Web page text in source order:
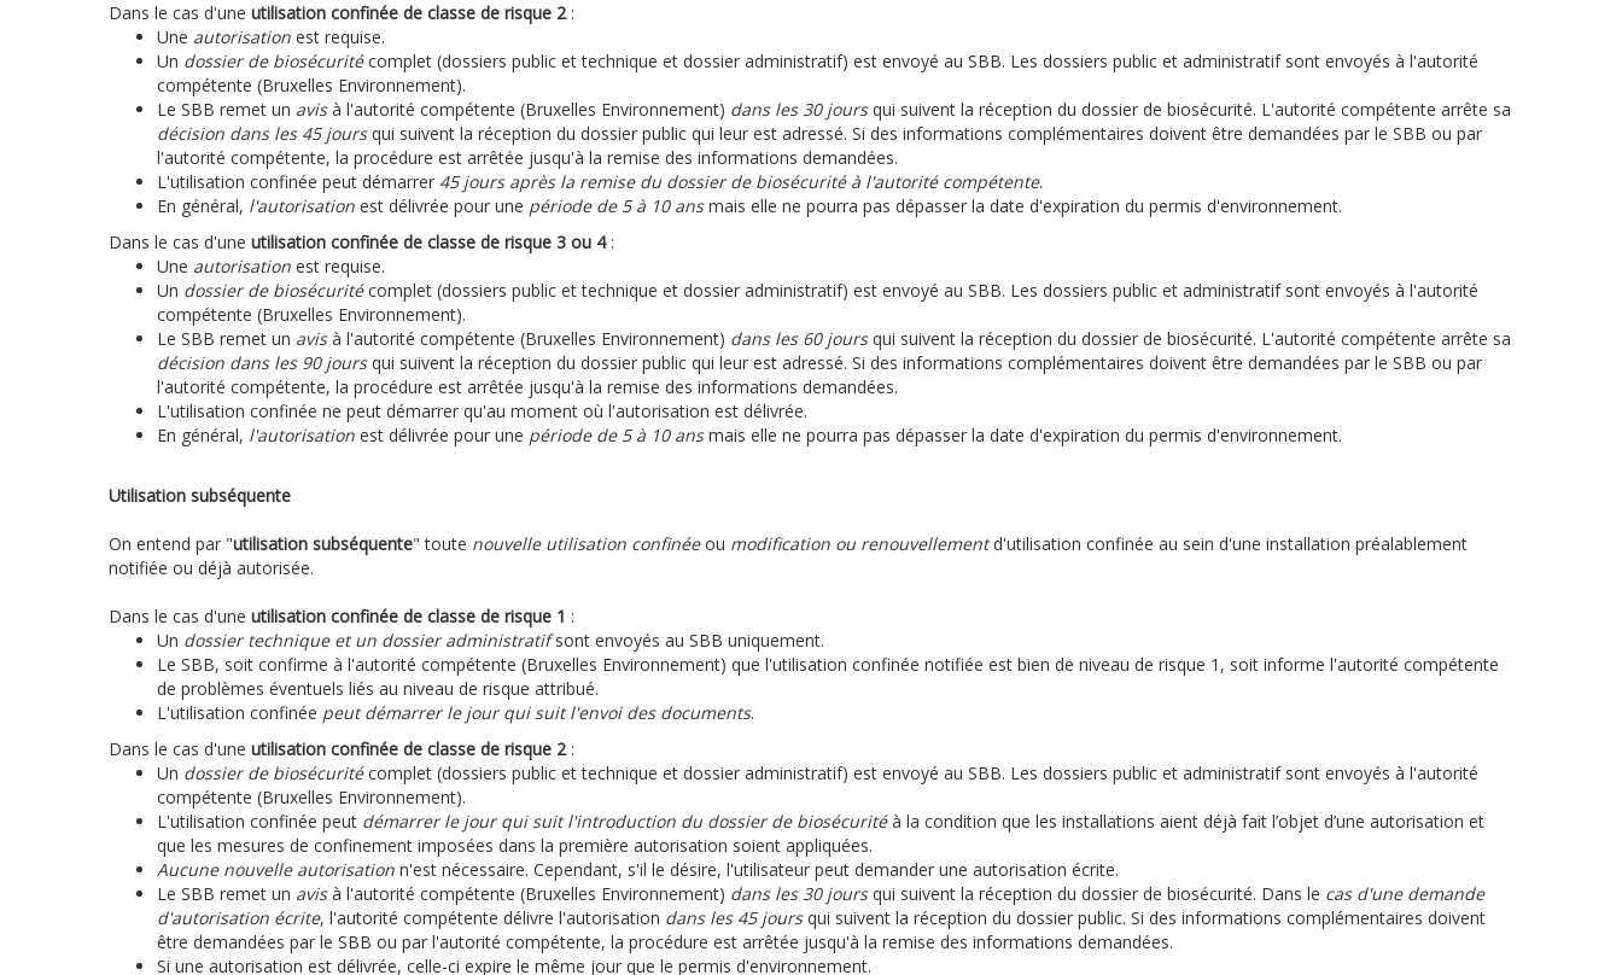
Dans le cas d'une utilisation confinée de classe de risque 2:
Une autorisation est requise.
Un dossier de biosécuritécomplet (dossiers public et technique et dossier administratif) est envoyé au SBB. Les dossiers public et administratif sont envoyés à l'autorité
compétente (Bruxelles Environnement).
Le SBB remet un avisà l'autorité compétente (Bruxelles Environnement) dans les 30 joursqui suivent la réception du dossier de biosécurité. L'autorité compétente arrête sa
décision dans les 45 joursqui suivent la réception du dossier public qui leur est adressé. Si des informations complémentaires doivent être demandées par le SBB ou par
l'autorité compétente, la procédure est arrêtée jusqu'à la remise des informations demandées.
L'utilisation confinée peut démarrer 45 jours après la remise du dossier de biosécurité à l'autorité compétente.
En général, l'autorisation est délivrée pour une période de 5 à 10 ansmais elle ne pourra pas dépasser la date d'expiration du permis d'environnement.
Dans le cas d'une utilisation confinée de classe de risque 3 ou 4:
Une autorisation est requise.
Un dossier de biosécuritécomplet (dossiers public et technique et dossier administratif) est envoyé au SBB. Les dossiers public et administratif sont envoyés à l'autorité
compétente (Bruxelles Environnement).
Le SBB remet un avisà l'autorité compétente (Bruxelles Environnement) dans les 60 jours qui suivent la réception du dossier de biosécurité. L'autorité compétente arrête sa
décision dans les 90 joursqui suivent la réception du dossier public qui leur est adressé. Si des informations complémentaires doivent être demandées par le SBB ou par
l'autorité compétente, la procédure est arrêtée jusqu'à la remise des informations demandées.
L'utilisation confinée ne peut démarrer qu'au moment où l'autorisation est délivrée.
En général, l'autorisation est délivrée pour une période de 5 à 10 ansmais elle ne pourra pas dépasser la date d'expiration du permis d'environnement.
Utilisation subséquente
On entend par "utilisation subséquente" toute nouvelle utilisation confinéeou modification ou renouvellementd'utilisation confinée au sein d'une installation préalablement
notifiée ou déjà autorisée.
Dans le cas d'une utilisation confinée de classe de risque 1 :
Un dossier technique et un dossier administratifsont envoyés au SBB uniquement.
Le SBB, soit confirme à l'autorité compétente (Bruxelles Environnement) que l'utilisation confinée notifiée est bien de niveau de risque 1, soit informe l'autorité compétente
de problèmes éventuels liés au niveau de risque attribué.
L'utilisation confinée peut démarrer le jour qui suit l'envoi des documents.
Dans le cas d'une utilisation confinée de classe de risque 2:
Un dossier de biosécuritécomplet (dossiers public et technique et dossier administratif) est envoyé au SBB. Les dossiers public et administratif sont envoyés à l'autorité
compétente (Bruxelles Environnement).
L'utilisation confinée peut démarrer le jour qui suit l'introduction du dossier de biosécuritéà la condition que les installations aient déjà fait l’objet d’une autorisation et
que les mesures de confinement imposées dans la première autorisation soient appliquées.
Aucune nouvelle autorisation n'est nécessaire. Cependant, s'il le désire, l'utilisateur peut demander une autorisation écrite.
Le SBB remet un avisà l'autorité compétente (Bruxelles Environnement) dans les 30 joursqui suivent la réception du dossier de biosécurité. Dans le cas d'une demande
d'autorisation écrite, l'autorité compétente délivre l'autorisation dans les 45 joursqui suivent la réception du dossier public. Si des informations complémentaires doivent
être demandées par le SBB ou par l'autorité compétente, la procédure est arrêtée jusqu'à la remise des informations demandées.
Si une autorisation est délivrée, celle-ci expire le même jour que le permis d'environnement.